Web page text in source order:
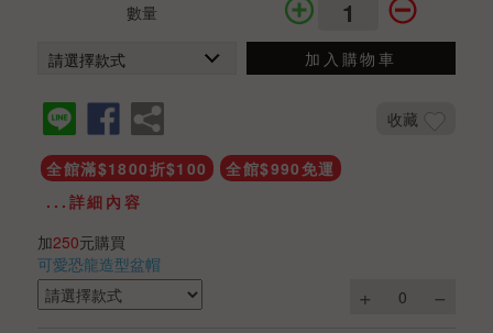
數量
加入購物車
收藏
全館滿$1800折$100
全館$990免運
...詳細內容
加250元購買
可愛恐龍造型盆帽